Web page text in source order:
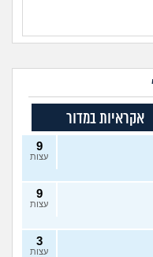
אקראיות במדור
9
עצות
9
עצות
3
עצות